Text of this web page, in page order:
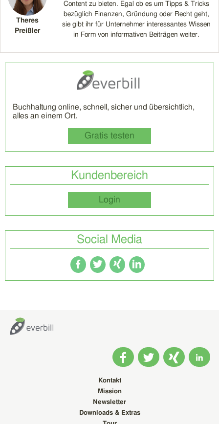
Theres
Preißler
Content zu bieten. Egal ob es um Tipps & Tricks
bezüglich Finanzen, Gründung oder Recht geht,
sie gibt ihr für Unternehmer interessantes Wissen
in Form von informativen Beiträgen weiter.
Buchhaltung online, schnell, sicher und übersichtlich,
alles an einem Ort.
Gratis testen
Kundenbereich
Login
Social Media
Kontakt
Mission
Newsletter
Downloads & Extras